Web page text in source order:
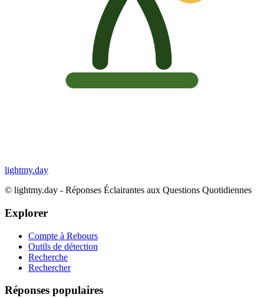
lightmy.day
© lightmy.day - Réponses Éclairantes aux Questions Quotidiennes
Explorer
Compte à Rebours
Outils de détection
Recherche
Rechercher
Réponses populaires